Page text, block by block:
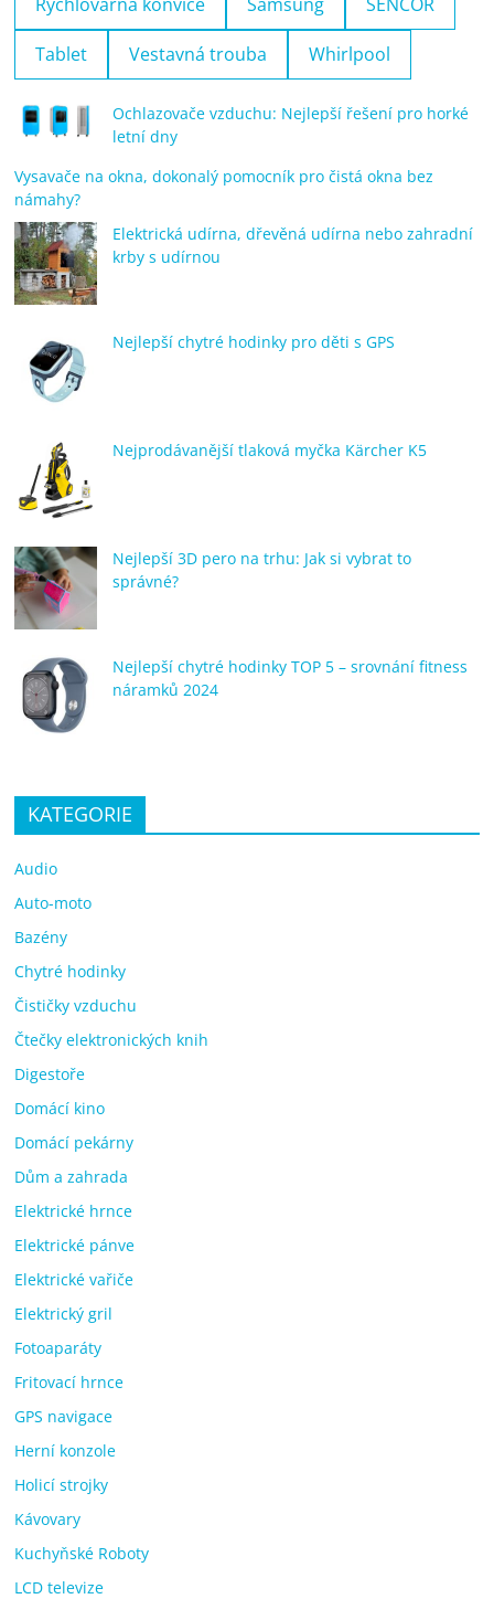
Tablet Vestavná trouba Whirlpool
Ochlazovače vzduchu: Nejlepší řešení pro horké
letní dny
Vysavače na okna, dokonalý pomocník pro čistá okna bez
námahy?
Elektrická udírna, dřevěná udírna nebo zahradní
krby s udírnou
Nejlepší chytré hodinky pro děti s GPS
Nejprodávanější tlaková myčka Kärcher K5
Nejlepší 3D pero na trhu: Jak si vybrat to
správné?
Nejlepší chytré hodinky TOP 5 – srovnání fitness
náramků 2024
KATEGORIE
Audio
Auto-moto
Bazény
Chytré hodinky
Čističky vzduchu
Čtečky elektronických knih
Digestoře
Domácí kino
Domácí pekárny
Dům a zahrada
Elektrické hrnce
Elektrické pánve
Elektrické vařiče
Elektrický gril
Fotoaparáty
Fritovací hrnce
GPS navigace
Herní konzole
Holicí strojky
Kávovary
Kuchyňské Roboty
LCD televize